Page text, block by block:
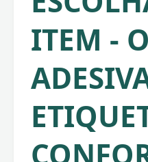
ITEM -